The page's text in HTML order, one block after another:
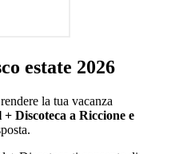
estate 2026
la tua vacanza
Discoteca a Riccione e